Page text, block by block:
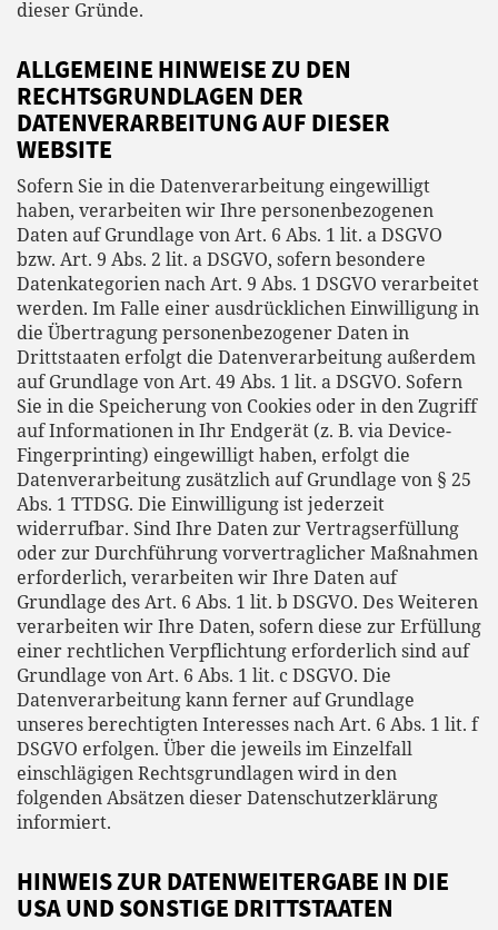
dieser Gründe.
ALLGEMEINE HINWEISE ZU DEN
RECHTSGRUNDLAGEN DER
DATENVERARBEITUNG AUF DIESER
WEBSITE
Sofern Sie in die Datenverarbeitung eingewilligt
haben, verarbeiten wir Ihre personenbezogenen
Daten auf Grundlage von Art. 6 Abs. 1 lit. a DSGVO
bzw. Art. 9 Abs. 2 lit. a DSGVO, sofern besondere
Datenkategorien nach Art. 9 Abs. 1 DSGVO verarbeitet
werden. Im Falle einer ausdrücklichen Einwilligung in
die Übertragung personenbezogener Daten in
Drittstaaten erfolgt die Datenverarbeitung außerdem
auf Grundlage von Art. 49 Abs. 1 lit. a DSGVO. Sofern
Sie in die Speicherung von Cookies oder in den Zugriff
auf Informationen in Ihr Endgerät (z. B. via Device-
Fingerprinting) eingewilligt haben, erfolgt die
Datenverarbeitung zusätzlich auf Grundlage von § 25
Abs. 1 TTDSG. Die Einwilligung ist jederzeit
widerrufbar. Sind Ihre Daten zur Vertragserfüllung
oder zur Durchführung vorvertraglicher Maßnahmen
erforderlich, verarbeiten wir Ihre Daten auf
Grundlage des Art. 6 Abs. 1 lit. b DSGVO. Des Weiteren
verarbeiten wir Ihre Daten, sofern diese zur Erfüllung
einer rechtlichen Verpflichtung erforderlich sind auf
Grundlage von Art. 6 Abs. 1 lit. c DSGVO. Die
Datenverarbeitung kann ferner auf Grundlage
unseres berechtigten Interesses nach Art. 6 Abs. 1 lit. f
DSGVO erfolgen. Über die jeweils im Einzelfall
einschlägigen Rechtsgrundlagen wird in den
folgenden Absätzen dieser Datenschutzerklärung
informiert.
HINWEIS ZUR DATENWEITERGABE IN DIE
USA UND SONSTIGE DRITTSTAATEN